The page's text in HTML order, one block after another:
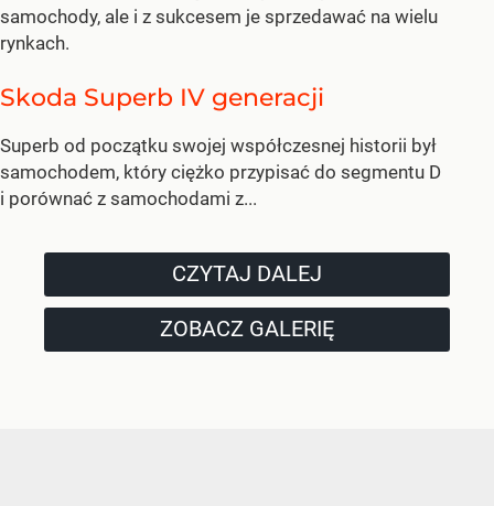
samochody, ale i z sukcesem je sprzedawać na wielu
rynkach.
Skoda Superb IV generacji
Superb od początku swojej współczesnej historii był
samochodem, który ciężko przypisać do segmentu D
i porównać z samochodami z...
CZYTAJ DALEJ
ZOBACZ GALERIĘ